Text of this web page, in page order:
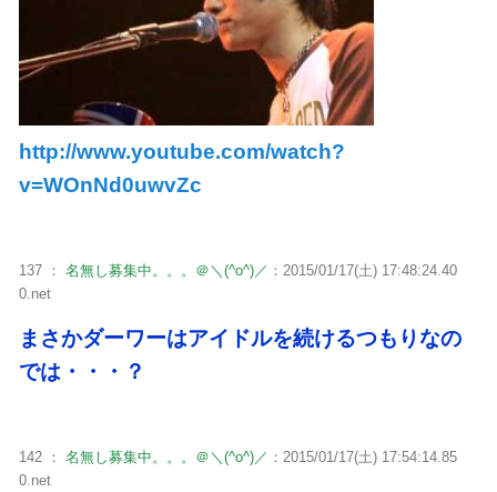
http://www.youtube.com/watch?
v=WOnNd0uwvZc
137 ： 名無し募集中。。。＠＼(^o^)／ ：2015/01/17(土) 17:48:24.40
0.net
まさかダーワーはアイドルを続けるつもりなの
では・・・？
142 ： 名無し募集中。。。＠＼(^o^)／ ：2015/01/17(土) 17:54:14.85
0.net